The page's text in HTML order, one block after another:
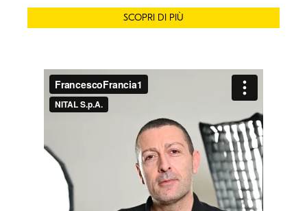
SCOPRI DI PIÙ